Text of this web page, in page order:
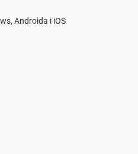
Androida i iOS